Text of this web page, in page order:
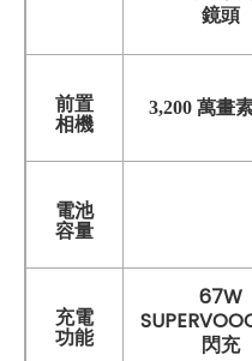
鏡頭
前置
相機
3,200 萬畫
電池
容量
充電
功能
67W
閃充